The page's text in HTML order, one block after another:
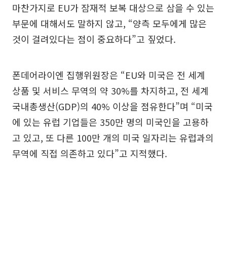
마찬가지로 EU가 잠재적 보복 대상으로 삼을 수 있는
부문에 대해서도 말하지 않고, “양측 모두에게 많은
것이 걸려있다는 점이 중요하다”고 짚었다.
폰데어라이엔 집행위원장은 “EU와 미국은 전 세계
상품 및 서비스 무역의 약 30%를 차지하고, 전 세계
국내총생산(GDP)의 40% 이상을 점유한다”며 “미국
에 있는 유럽 기업들은 350만 명의 미국인을 고용하
고 있고, 또 다른 100만 개의 미국 일자리는 유럽과의
무역에 직접 의존하고 있다”고 지적했다.